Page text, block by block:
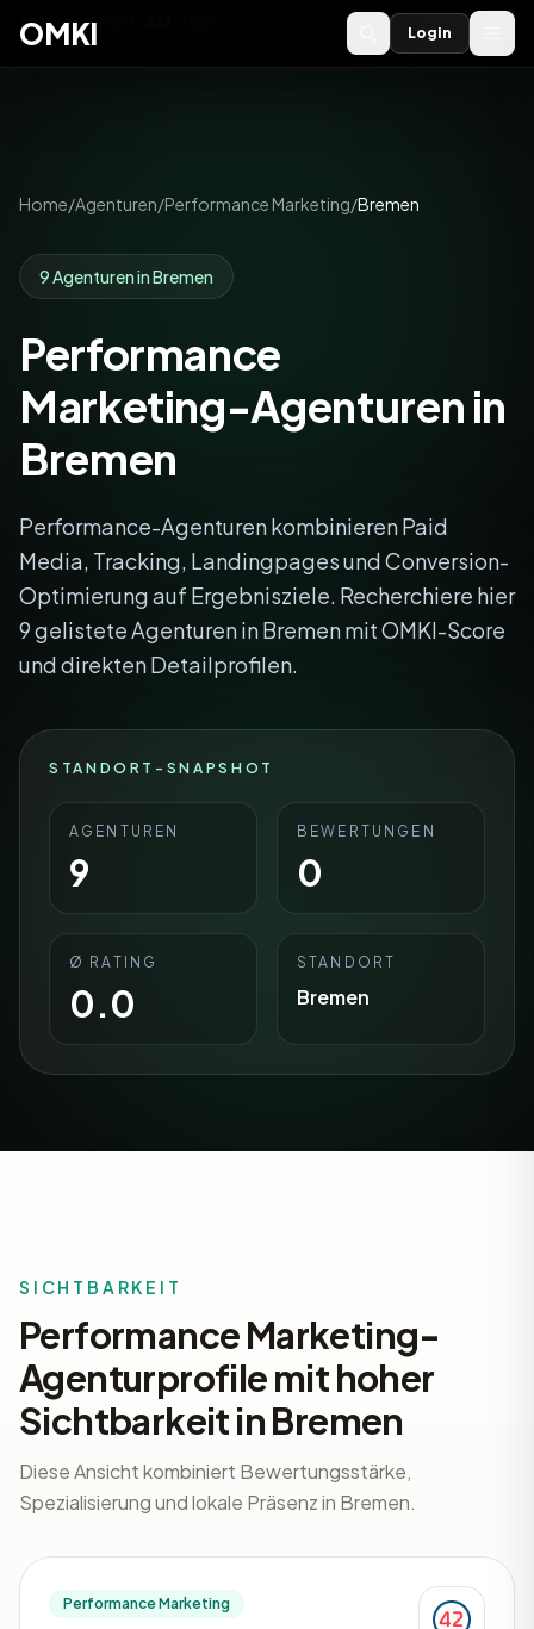
OMKI 2027
OMKI Login
Home/Agenturen/Performance Marketing/Bremen
9 Agenturen in Bremen
Performance
Marketing-Agenturen in
Bremen
Performance-Agenturen kombinieren Paid
Media, Tracking, Landingpages und Conversion-
Optimierung auf Ergebnisziele. Recherchiere hier
9 gelistete Agenturen in Bremen mit OMKI-Score
und direkten Detailprofilen.
STANDORT-SNAPSHOT
AGENTUREN
9
BEWERTUNGEN
0
Ø RATING
0.0
STANDORT
Bremen
SICHTBARKEIT
Performance Marketing-
Agenturprofile mit hoher
Sichtbarkeit in Bremen
Diese Ansicht kombiniert Bewertungsstärke,
Spezialisierung und lokale Präsenz in Bremen.
Performance Marketing